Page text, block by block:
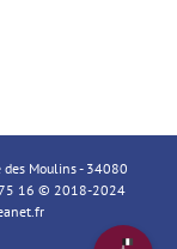
des Moulins - 34080
75 16 © 2018-2024